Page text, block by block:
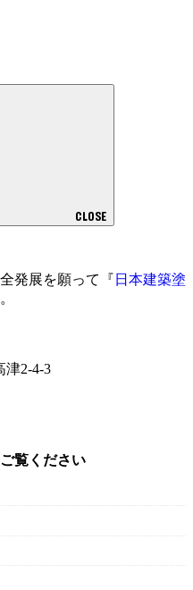
CLOSE
発展を願って『 日本建築塗
2-4-3
覧ください